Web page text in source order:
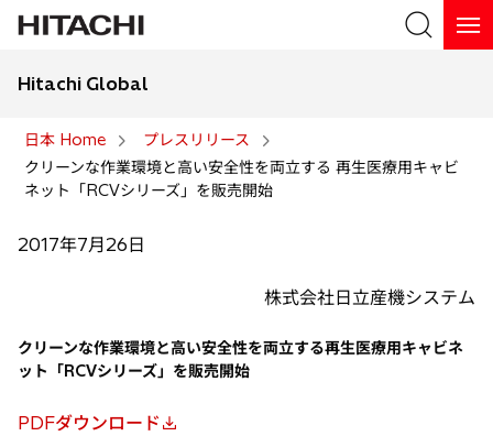
検索
Hitachi Global
日本 Home
プレスリリース
クリーンな作業環境と高い安全性を両立する 再生医療用キャビ
ネット「RCVシリーズ」を販売開始
2017年7月26日
株式会社日立産機システム
クリーンな作業環境と高い安全性を両立する再生医療用キャビネ
ット「RCVシリーズ」を販売開始
PDFダウンロード
新